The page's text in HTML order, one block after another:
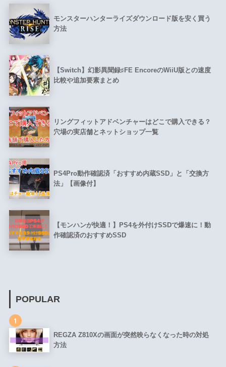
モンスターハンターライズダウンロード版を安く買う
方法
【Switch】幻影異聞録♯FE EncoreのWiiU版との速度
比較や追加要素まとめ
リングフィットアドベンチャーはどこで購入できる？
穴場の実店舗とネットショップ一覧
PS4Pro動作確認済「おすすめ内蔵SSD」と「交換方
法」【画像付】
【モンハンが快適！】PS4を外付けSSDで爆速に！動
作確認済のおすすめSSD
POPULAR
1
REGZA Z810Xの画面が突然映らなくなった時の対処
方法